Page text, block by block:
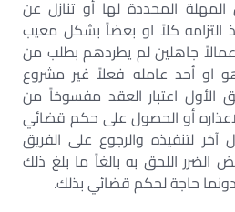
المحددة لها أو تنازل عن
التزامه كلاً او بعضاً بشكل معيب
جاهلين لم يطردهم بطلب من
او أحد عامله فعلاً غير مشروع
الأول اعتبار العقد مفسوخاً من
أو الحصول على حكم قضائي
لتنفيذه والرجوع على الفريق
الضرر اللحق به بالغاً ما بلغ ذلك
دونما حاجة لحكم قضائي بذلك.